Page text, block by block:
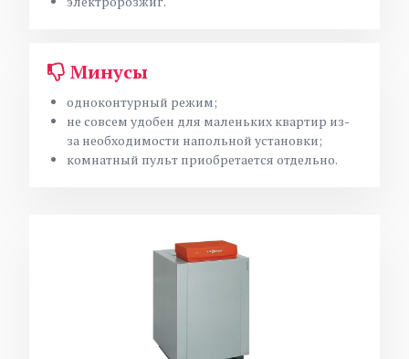
Минусы
одноконтурный режим;
не совсем удобен для маленьких квартир из-
за необходимости напольной установки;
комнатный пульт приобретается отдельно.